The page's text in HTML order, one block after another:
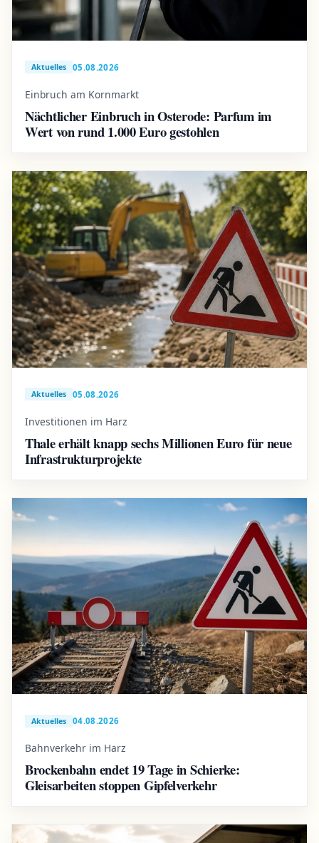
Aktuelles 05.08.2026
Einbruch am Kornmarkt
Nächtlicher Einbruch in Osterode: Parfum im
Wert von rund 1.000 Euro gestohlen
Aktuelles 05.08.2026
Investitionen im Harz
Thale erhält knapp sechs Millionen Euro für neue
Infrastrukturprojekte
Aktuelles 04.08.2026
Bahnverkehr im Harz
Brockenbahn endet 19 Tage in Schierke:
Gleisarbeiten stoppen Gipfelverkehr